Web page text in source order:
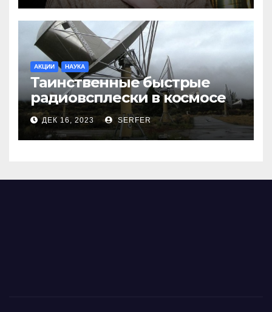
АКЦИИ НАУКА
Таинственные быстрые
радиовсплески в космосе
сделались все более
странными
ДЕК 16, 2023 SERFER